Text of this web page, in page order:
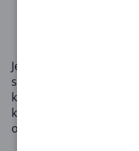
eliminieren die
Jede Art hat ihre
sich gut für große
können sich im Laufe
kostenloser Versand ist
oder den Einkauf bei